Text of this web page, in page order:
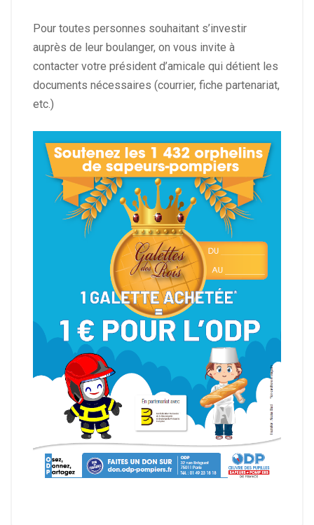
Pour toutes personnes souhaitant s’investir
auprès de leur boulanger, on vous invite à
contacter votre président d’amicale qui détient les
documents nécessaires (courrier, fiche partenariat,
etc.)